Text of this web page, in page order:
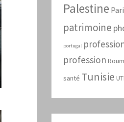
Palestine
patrimoine
portugal
profession
santé Tunisie